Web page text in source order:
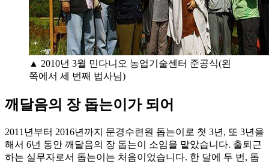
▲ 2010년 3월 민다니오 농업기술센터 준공식(왼
쪽에서 세 번째 법사님)
깨달음의 장 돕는이가 되어
2011년부터 2016년까지 문경수련원 돕는이로 첫 3년, 또 3년을
해서 6년 동안 깨달음의 장 돕는이 소임을 맡았습니다. 출퇴근
하는 실무자로서 돕는이는 처음이었습니다. 한 달에 두 번, 돕